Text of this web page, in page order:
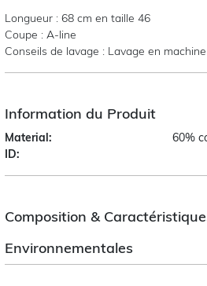
Longueur : 68 cm en taille 46
Coupe : A-line
Conseils de lavage : Lavage en machine
Information du Produit
Material:
60%
ID:
Composition &
Environnementales